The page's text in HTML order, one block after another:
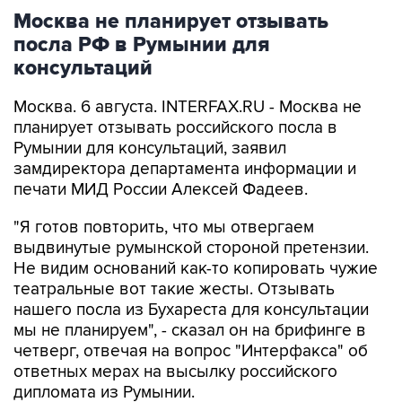
Москва не планирует отзывать
посла РФ в Румынии для
консультаций
Москва. 6 августа. INTERFAX.RU - Москва не
планирует отзывать российского посла в
Румынии для консультаций, заявил
замдиректора департамента информации и
печати МИД России Алексей Фадеев.
"Я готов повторить, что мы отвергаем
выдвинутые румынской стороной претензии.
Не видим оснований как-то копировать чужие
театральные вот такие жесты. Отзывать
нашего посла из Бухареста для консультации
мы не планируем", - сказал он на брифинге в
четверг, отвечая на вопрос "Интерфакса" об
ответных мерах на высылку российского
дипломата из Румынии.